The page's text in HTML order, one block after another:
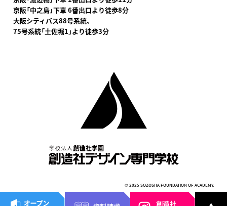
京阪「中之島」下車 6番出口より徒歩8分
大阪シティバス88号系統、
75号系統「土佐堀1」より徒歩3分
© 2025 SOZOSHA FOUNDATION OF ACADEMY.